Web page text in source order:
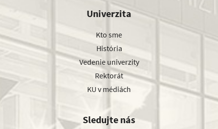
Univerzita
Kto sme
História
Vedenie univerzity
Rektorát
KU v médiách
Sledujte nás